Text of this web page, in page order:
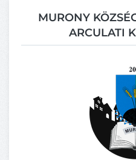
MURONY
ARCULATI